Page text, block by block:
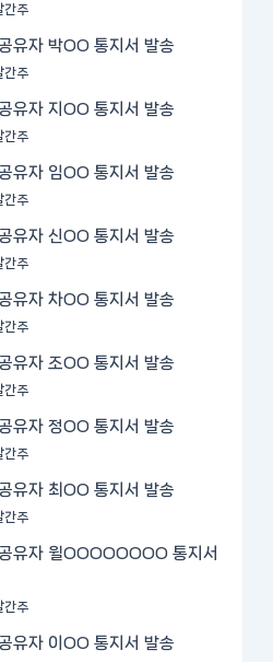
주
자 박OO 통지서 발송
주
자 지OO 통지서 발송
주
자 임OO 통지서 발송
주
자 신OO 통지서 발송
주
자 차OO 통지서 발송
주
자 조OO 통지서 발송
주
자 정OO 통지서 발송
주
자 최OO 통지서 발송
주
자 윌OOOOOOOO 통지서
주
자 이OO 통지서 발송